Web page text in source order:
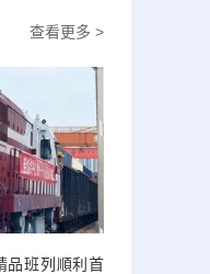
查看更多 >
品班列順利首